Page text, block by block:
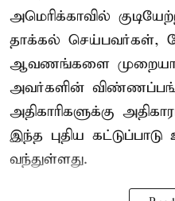
அமெரிக்காவில்
தாக்கல் செய்பவர்கள்,
ஆவணங்களை முறையாக
அவர்களின்
அதிகாரிகளுக்கு
இந்த புதிய
வந்துள்ளது.